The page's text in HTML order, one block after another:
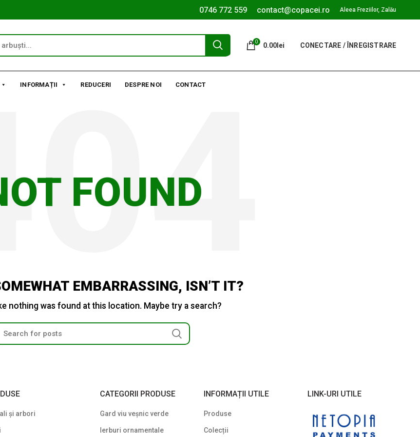
0746 772 559 contact@copacei.ro Aleea Freziilor, Zalău
0 0.00lei CONECTARE / ÎNREGISTRARE
INFORMAȚII REDUCERI DESPRE NOI CONTACT
FOUND
EMBARRASSING, ISN’T IT?
nothing was found at this location. Maybe try a search?
și arbori
CATEGORII PRODUSE
Gard viu veșnic verde
Ierburi ornamentale
INFORMAȚII UTILE
Produse
Colecții
LINK-URI UTILE